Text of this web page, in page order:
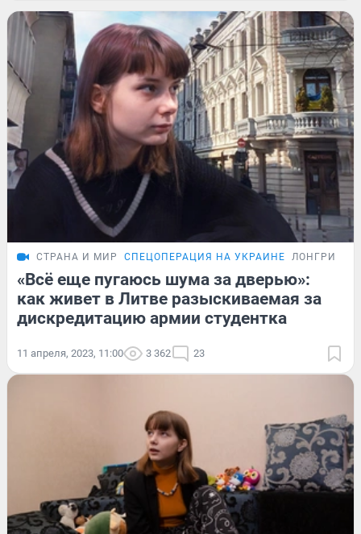
СТРАНА И МИР СПЕЦОПЕРАЦИЯ НА УКРАИНЕ ЛОНГРИД
«Всё еще пугаюсь шума за дверью»:
как живет в Литве разыскиваемая за
дискредитацию армии студентка
11 апреля, 2023, 11:00 3 362 23